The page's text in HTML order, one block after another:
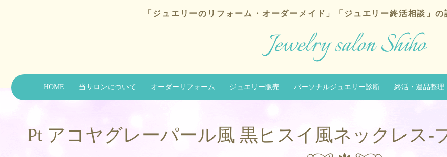
「ジュエリーのリフォーム・オーダーメイド」 「ジュエリー終活相談」
HOME 当サロンについて オーダーリフォーム ジュエリー販売 パーソナルジュエリー診断 終活・遺品整理
Pt アコヤグレーパール風 黒ヒスイ風ネックレス-